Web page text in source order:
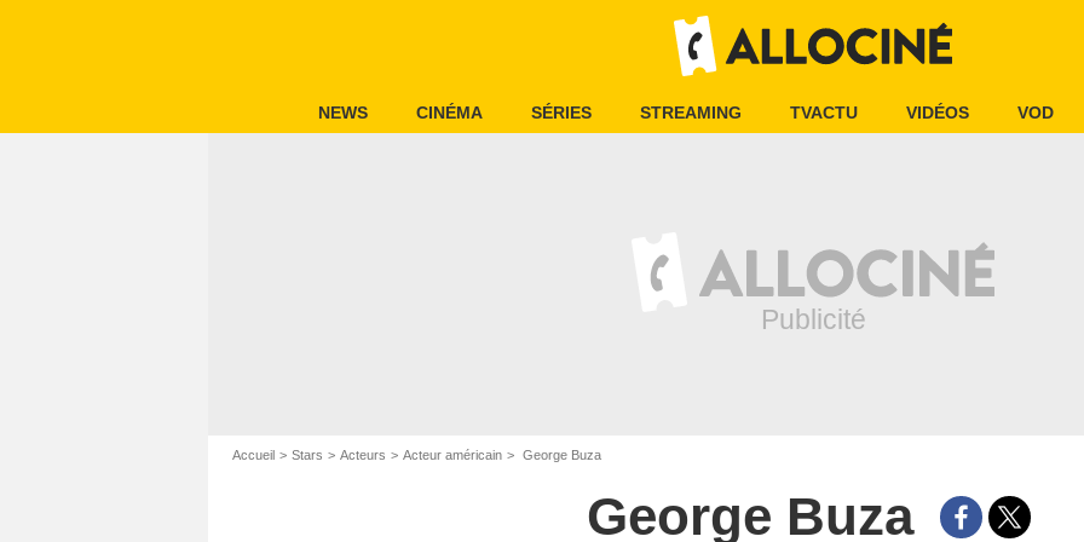
NEWS CINÉMA SÉRIES STREAMING TVACTU VIDÉOS VOD
Accueil Stars Acteurs Acteur américain George Buza
George Buza